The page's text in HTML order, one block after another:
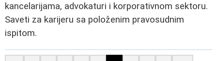
kancelarijama, advokaturi i korporativnom sektoru.
Saveti za karijeru sa položenim pravosudnim
ispitom.